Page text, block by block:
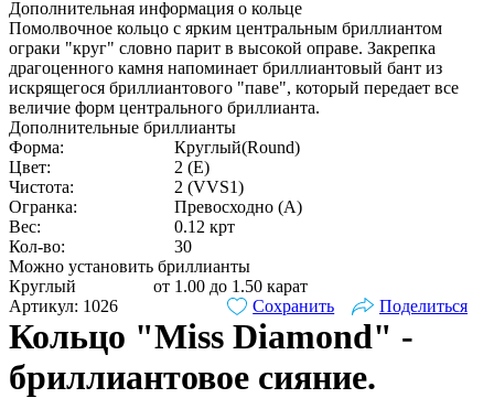
Дополнительная информация о кольце
Помолвочное кольцо с ярким центральным бриллиантом
ограки "круг" словно парит в высокой оправе. Закрепка
драгоценного камня напоминает бриллиантовый бант из
искрящегося бриллиантового "паве", который передает все
величие форм центрального бриллианта.
Дополнительные бриллианты
Форма:
Круглый(Round)
Цвет:
2 (E)
Чистота:
2 (VVS1)
Огранка:
Превосходно (А)
Вес:
0.12 крт
Кол-во:
30
Можно установить бриллианты
Круглый
от 1.00 до 1.50 карат
Артикул: 1026
Сохранить Поделиться
Кольцо "Miss Diamond" -
бриллиантовое сияние.